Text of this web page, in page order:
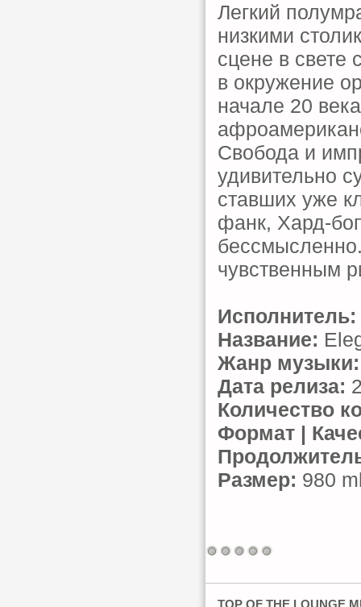
Легкий
низкими
сцене в
в окружение
начале 20
Свобода и
удивительно
ставших уже
фанк, Хард-
чувственным
Исполнитель:
Название:
Жанр музыки:
Дата релиза:
Количество
Формат |
Размер: 980
TOP OF THE LOUNGE